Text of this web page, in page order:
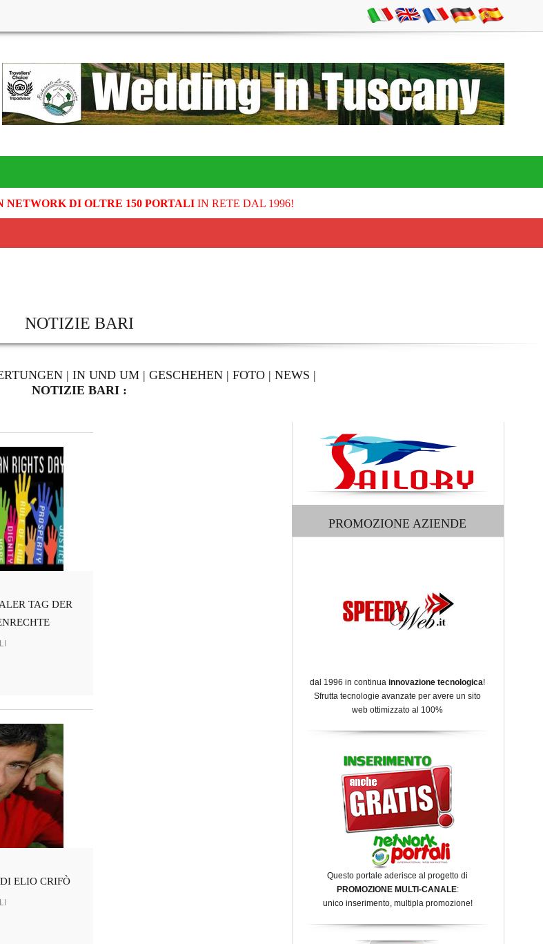
NETWORK DI OLTRE 150 PORTALIIN RETE DAL 1996!
NOTIZIE BARI
| IN UND UM | GESCHEHEN | FOTO | NEWS |
NOTIZIE BARI :
TAG DER
ELIO CRIFÒ
PROMOZIONE AZIENDE
dal 1996 in continua innovazione tecnologica!
Sfrutta tecnologie avanzate per avere un sito
web ottimizzato al 100%
Questo portale aderisce al progetto di
PROMOZIONE MULTI-CANALE:
unico inserimento, multipla promozione!